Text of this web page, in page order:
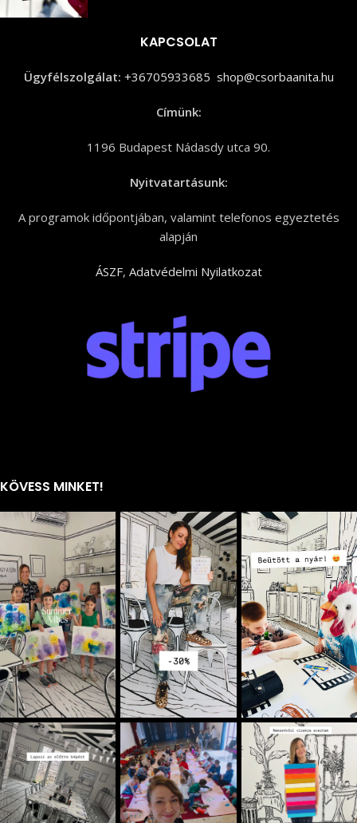
KAPCSOLAT
Ügyfélszolgálat: +36705933685 shop@csorbaanita.hu
Címünk:
1196 Budapest Nádasdy utca 90.
Nyitvatartásunk:
A programok időpontjában, valamint telefonos egyeztetés
alapján
ÁSZF, Adatvédelmi Nyilatkozat
KÖVESS MINKET!